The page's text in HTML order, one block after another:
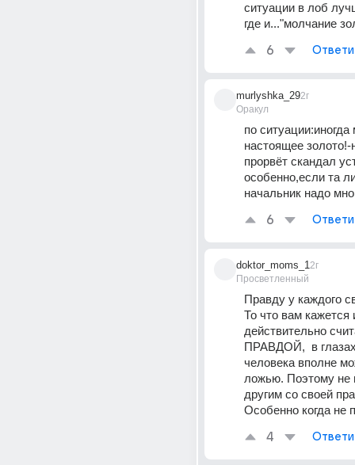
ситуации в лоб
где и..."молчание
6
murlyshka_29
Оракул
2г
по
настоящее золото!-
прорвёт скандал
особенно,если та
начальник надо
6
doktor_moms_1
Просветленный
2г
Правду у каждого
То что вам кажется
действительно
ПРАВДОЙ,  в глазах
человека вполне
ложью. Поэтому не
другим со своей
Особенно когда не
4